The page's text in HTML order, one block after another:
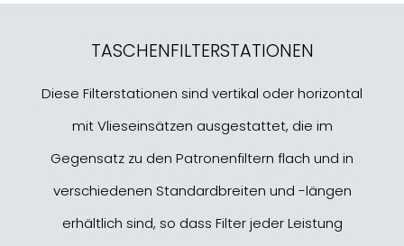
TASCHENFILTERSTATIONEN
Diese Filterstationen sind vertikal oder horizontal
mit Vlieseinsätzen ausgestattet, die im
Gegensatz zu den Patronenfiltern flach und in
verschiedenen Standardbreiten und -längen
erhältlich sind, so dass Filter jeder Leistung